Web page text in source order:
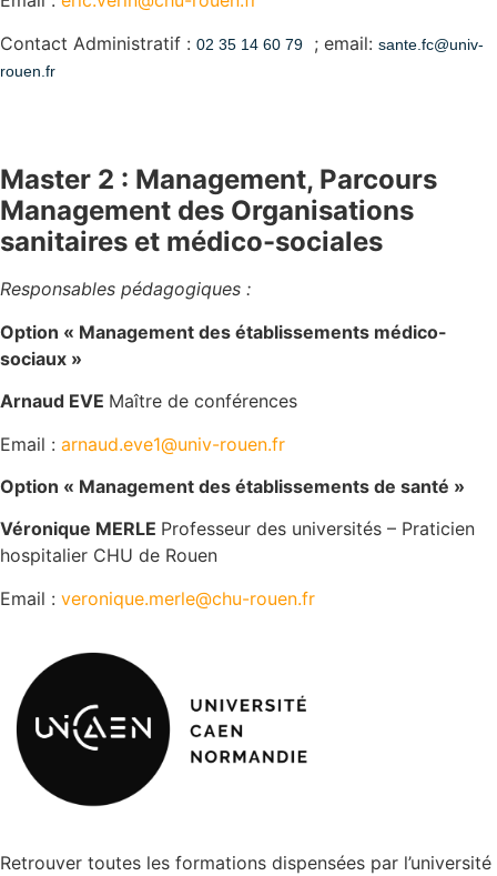
Contact Administratif : 02 35 14 60 79 ; email: sante.fc@univ-
rouen.fr
Master 2 : Management, Parcours
Management des Organisations
sanitaires et médico-sociales
Responsables pédagogiques :
Option « Management des établissements médico-
sociaux »
Arnaud EVE Maître de conférences
Email : arnaud.eve1@univ-rouen.fr
Option « Management des établissements de santé »
Véronique MERLE Professeur des universités – Praticien
hospitalier CHU de Rouen
Email : veronique.merle@chu-rouen.fr
Retrouver toutes les formations dispensées par l’université